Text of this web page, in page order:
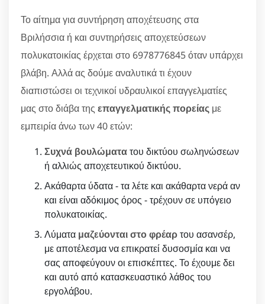
Το αίτημα για συντήρηση αποχέτευσης στα
Βριλήσσια ή και συντηρήσεις αποχετεύσεων
πολυκατοικίας έρχεται στο 6978776845 όταν υπάρχει
βλάβη. Αλλά ας δούμε αναλυτικά τι έχουν
διαπιστώσει οι τεχνικοί υδραυλικοί επαγγελματίες
μας στο διάβα της επαγγελματικής πορείας με
εμπειρία άνω των 40 ετών:
Συχνά βουλώματατου δικτύου σωληνώσεων
ή αλλιώς αποχετευτικού δικτύου.
Ακάθαρτα ύδατα - τα λέτε και ακάθαρτα νερά αν
και είναι αδόκιμος όρος - τρέχουν σε υπόγειο
πολυκατοικίας.
Λύματα μαζεύονται στο φρέαρτου ασανσέρ,
με αποτέλεσμα να επικρατεί δυσοσμία και να
σας αποφεύγουν οι επισκέπτες. Το έχουμε δει
και αυτό από κατασκευαστικό λάθος του
εργολάβου.